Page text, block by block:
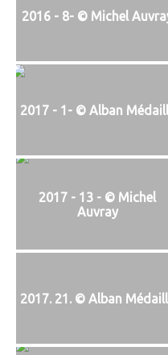
2016 - 8- © Michel
2017 - 1- © Alban
2017 - 13 - © Michel
Auvray
2017. 21. © Alban